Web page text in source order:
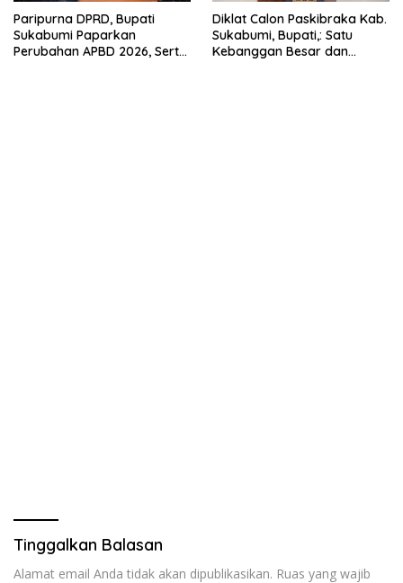
Paripurna DPRD, Bupati
Sukabumi Paparkan
Perubahan APBD 2026, Serta
Diklat Calon Paskibraka Kab.
Sukabumi, Bupati,: Satu
Kebanggan Besar dan
Tinggalkan Balasan
Alamat email Anda tidak akan dipublikasikan. Ruas yang wajib